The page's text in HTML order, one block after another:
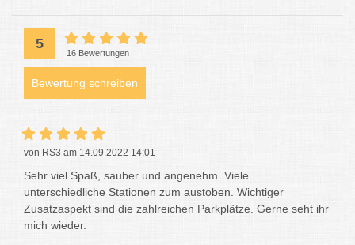
5
16 Bewertungen
Bewertung schreiben
von RS3 am 14.09.2022 14:01
Sehr viel Spaß, sauber und angenehm. Viele
unterschiedliche Stationen zum austoben. Wichtiger
Zusatzaspekt sind die zahlreichen Parkplätze. Gerne seht ihr
mich wieder.